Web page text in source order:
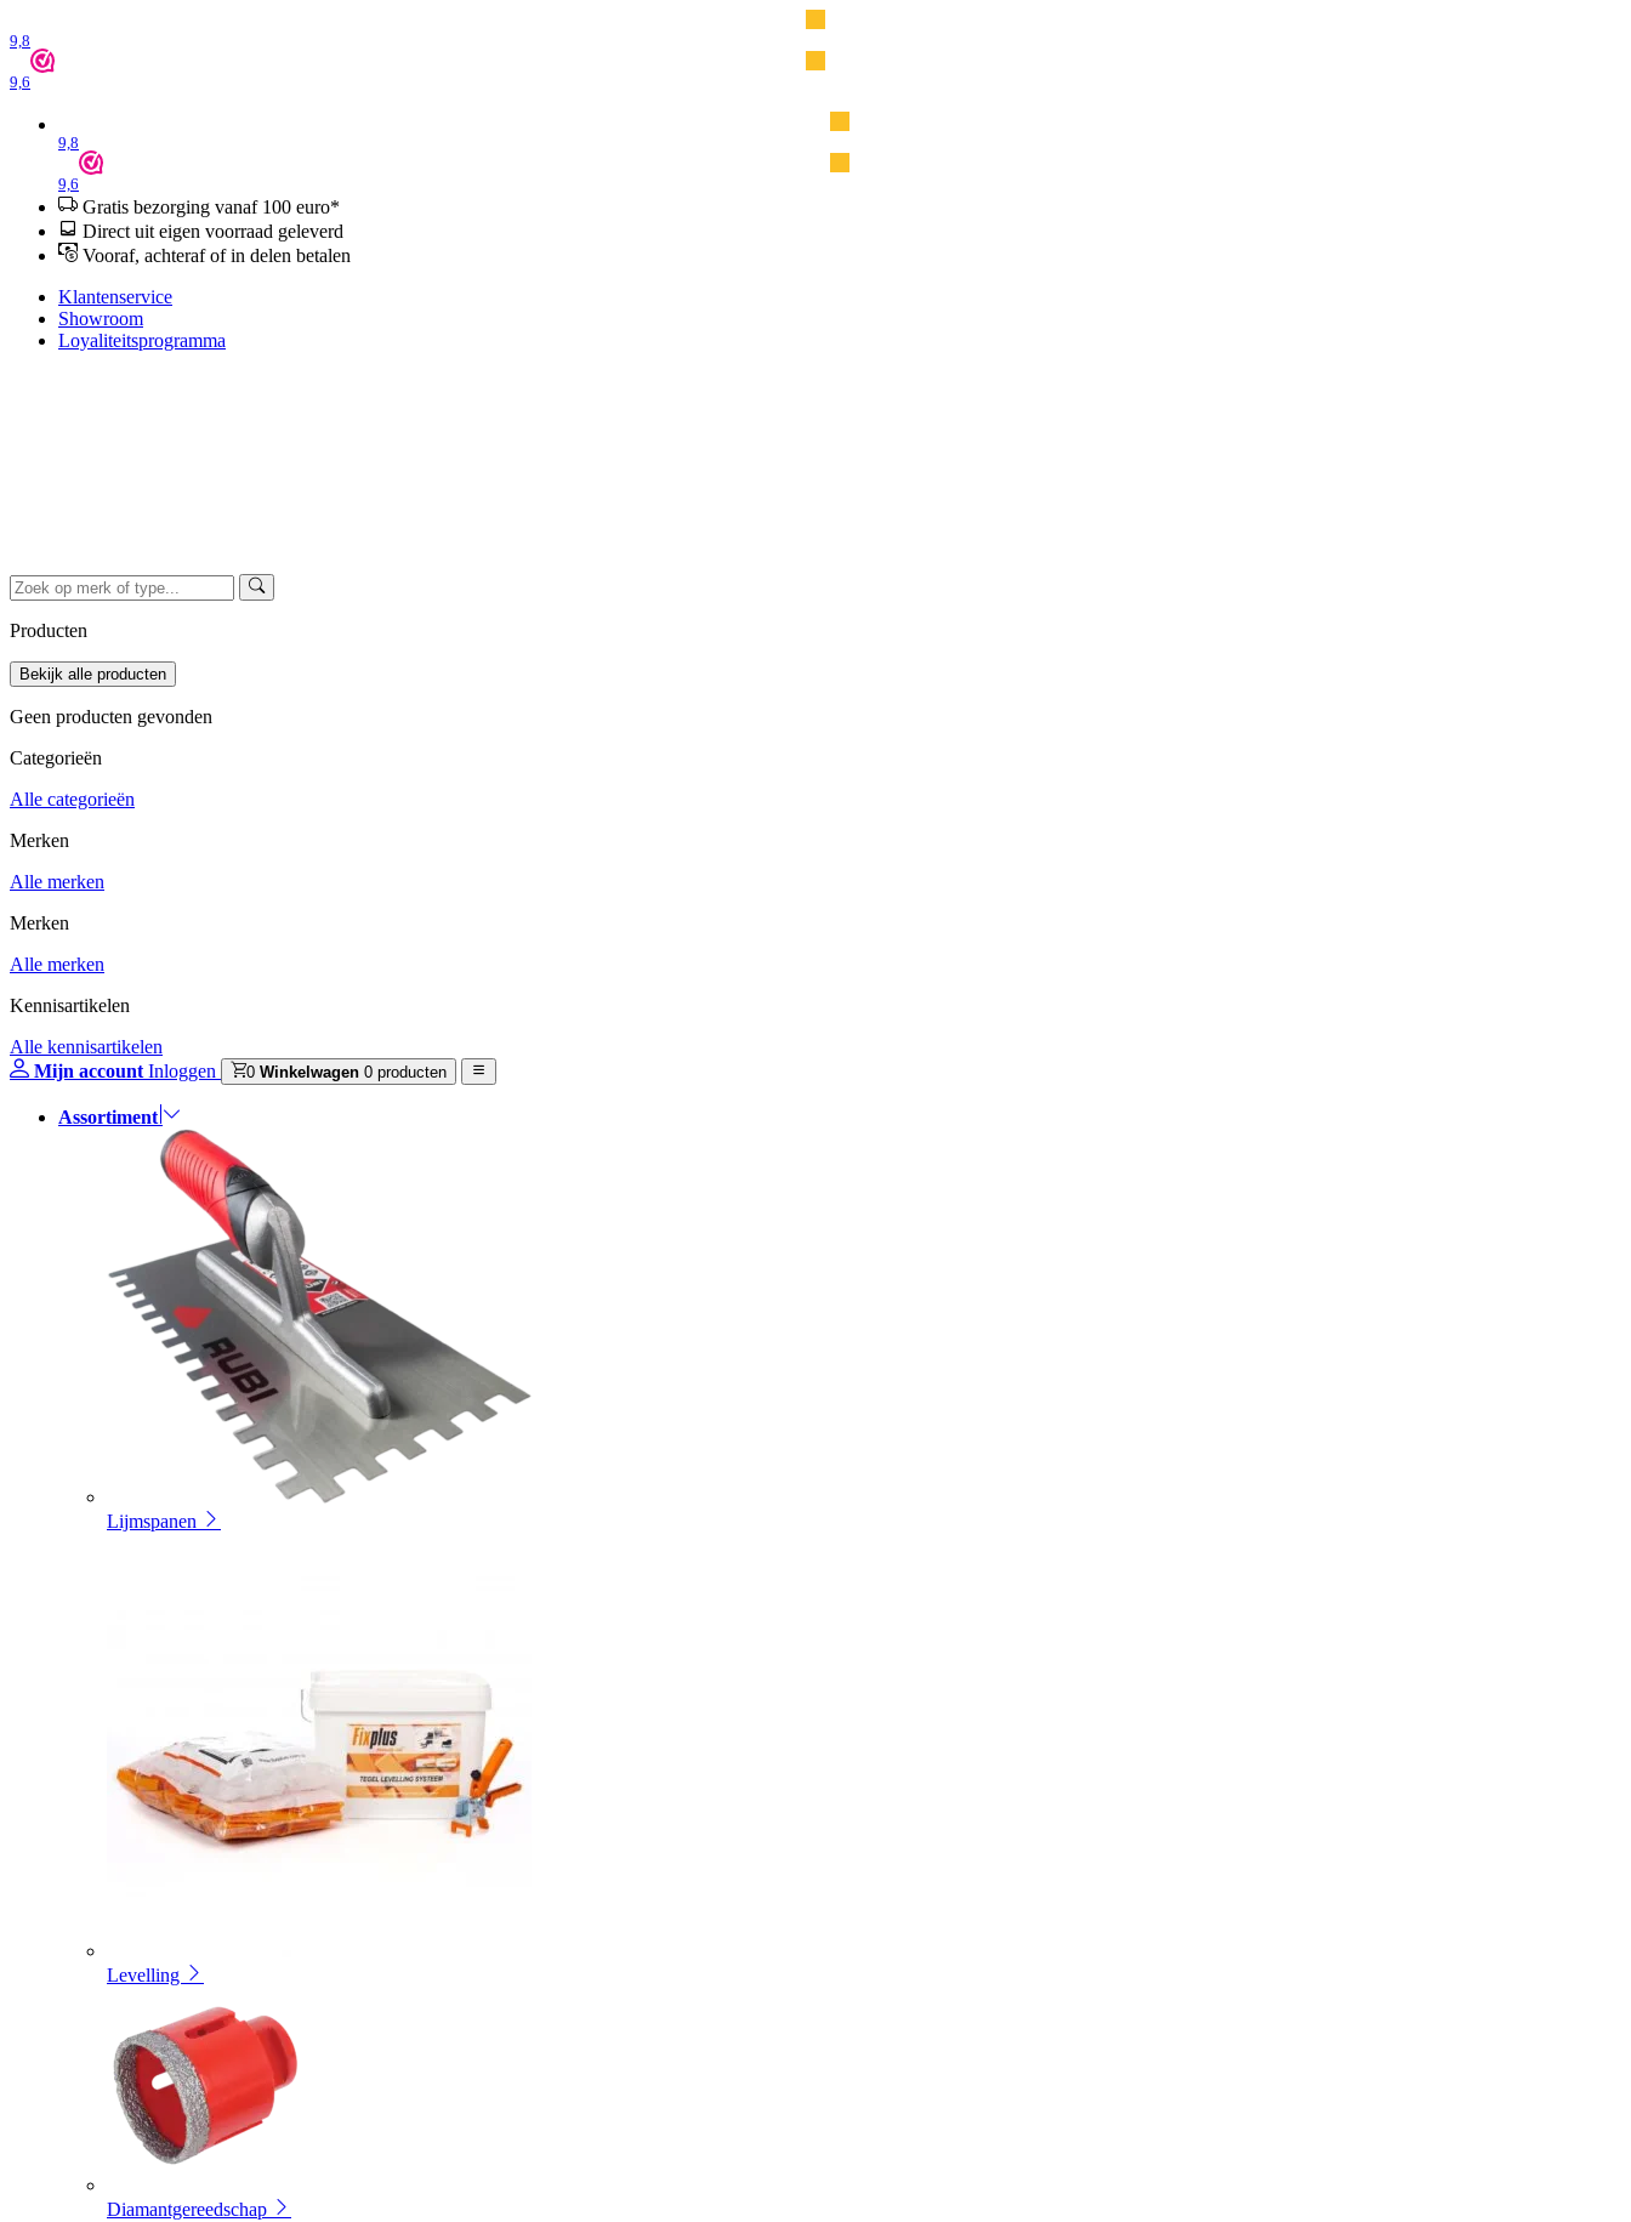
9,8
9,6
9,8
9,6
Gratis bezorging vanaf 100 euro*
Direct uit eigen voorraad geleverd
Vooraf, achteraf of in delen betalen
Klantenservice
Showroom
Loyaliteitsprogramma
Producten
Geen producten gevonden
Categorieën
Alle categorieën
Merken
Alle merken
Merken
Alle merken
Kennisartikelen
Alle kennisartikelen
Mijn account Inloggen 0 Winkelwagen 0 producten
Assortiment
Lijmspanen
Levelling
Diamantgereedschap